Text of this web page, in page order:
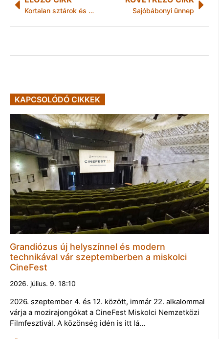
Kortalan sztárok és kedvenc whiskyjük Sajóbábonyi ünnep
KAPCSOLÓDÓ CIKKEK
Grandiózus új helyszínnel és modern
technikával vár szeptemberben a miskolci
CineFest
2026. július. 9. 18:10
2026. szeptember 4. és 12. között, immár 22. alkalommal
várja a mozirajongókat a CineFest Miskolci Nemzetközi
Filmfesztivál. A közönség idén is itt lá…